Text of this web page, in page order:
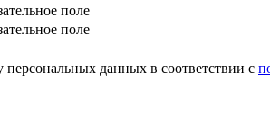
поле
поле
персональных данных в соответствии с